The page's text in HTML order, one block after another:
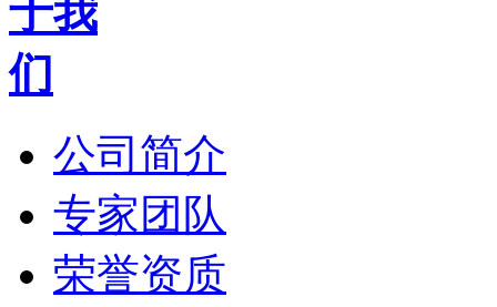
公司简介
专家团队
荣誉资质